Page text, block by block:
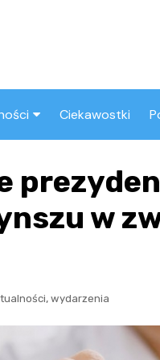
Ciekawostki
w
, wydarzenia